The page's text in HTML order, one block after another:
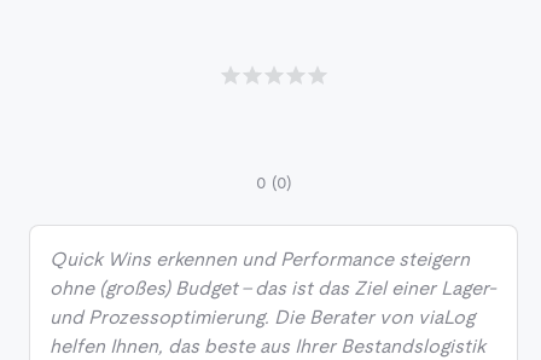
0 (0)
Quick Wins erkennen und Performance steigern
ohne (großes) Budget - das ist das Ziel einer Lager-
und Prozessoptimierung. Die Berater von viaLog
helfen Ihnen, das beste aus Ihrer Bestandslogistik